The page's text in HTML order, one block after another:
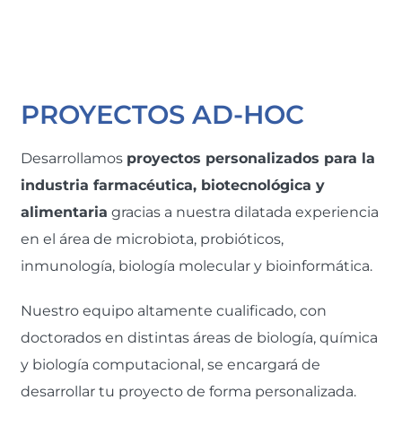
PROYECTOS AD-HOC
Desarrollamos proyectos personalizados para la
industria farmacéutica, biotecnológica y
alimentaria gracias a nuestra dilatada experiencia
en el área de microbiota, probióticos,
inmunología, biología molecular y bioinformática.
Nuestro equipo altamente cualificado, con
doctorados en distintas áreas de biología, química
y biología computacional, se encargará de
desarrollar tu proyecto de forma personalizada.